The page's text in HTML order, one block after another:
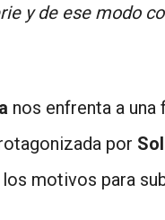
y de ese modo
nos enfrenta a
por
motivos para